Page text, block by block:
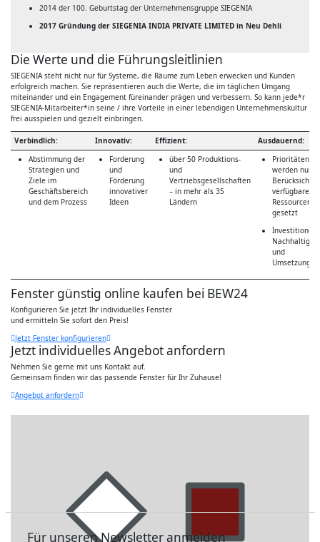
2014 der 100. Geburtstag der Unternehmensgruppe SIEGENIA
2017 Gründung der SIEGENIA INDIA PRIVATE LIMITED in Neu Dehli
Die Werte und die Führungsleitlinien
SIEGENIA steht nicht nur für Systeme, die Räume zum Leben erwecken und Kunden
erfolgreich machen. Sie repräsentieren auch die Werte, die im täglichen Umgang
miteinander und ein Engagement füreinander prägen und verbessern. So kann jede*r
SIEGENIA-Mitarbeiter*in seine / ihre Vorteile in einer lebendigen Unternehmenskultur
frei ausspielen und gezielt einbringen.
Verbindlich: Innovativ: Effizient:
Ausdauernd:
Abstimmung der
Strategien und
Ziele im
Geschäftsbereich
und dem Prozess
Forderung
und
Förderung
innovativer
Ideen
über 50 Produktions-
und
Vertriebsgesellschaften
– in mehr als 35
Ländern
Prioritäten
werden nur
verfügbarer
Ressourcen
gesetzt
Investitionen
und
Fenster günstig online kaufen bei BEW24
Konfigurieren Sie jetzt Ihr individuelles Fenster
und ermitteln Sie sofort den Preis!
Jetzt Fenster konfigurieren
Jetzt individuelles Angebot anfordern
Nehmen Sie gerne mit uns Kontakt auf.
Gemeinsam finden wir das passende Fenster für Ihr Zuhause!
Angebot anfordern
Für unseren Newsletter anmelden